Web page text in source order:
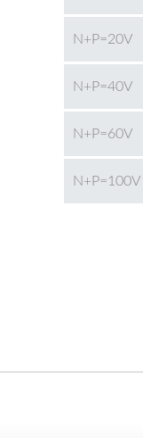
N+P=20V
N+P=40V
N+P=60V
N+P=100V